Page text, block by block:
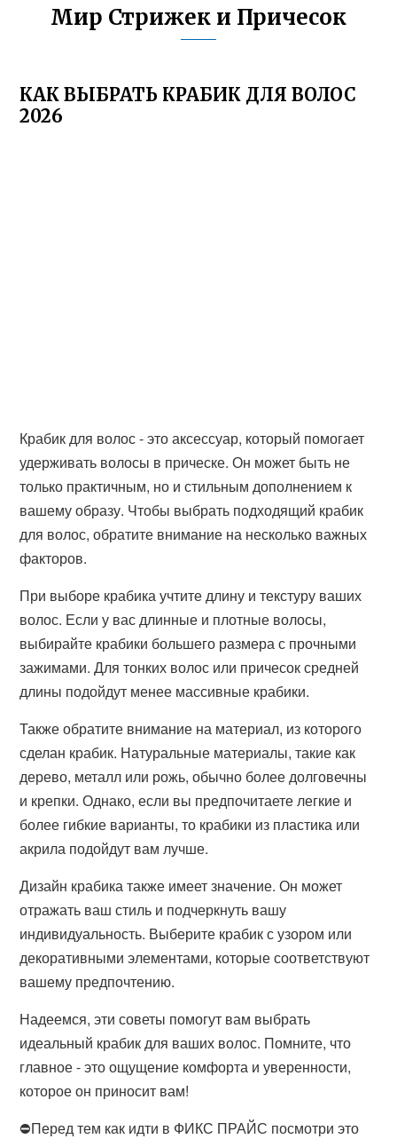
Мир Стрижек и Причесок
КАК ВЫБРАТЬ КРАБИК ДЛЯ ВОЛОС
2026
Крабик для волос - это аксессуар, который помогает
удерживать волосы в прическе. Он может быть не
только практичным, но и стильным дополнением к
вашему образу. Чтобы выбрать подходящий крабик
для волос, обратите внимание на несколько важных
факторов.
При выборе крабика учтите длину и текстуру ваших
волос. Если у вас длинные и плотные волосы,
выбирайте крабики большего размера с прочными
зажимами. Для тонких волос или причесок средней
длины подойдут менее массивные крабики.
Также обратите внимание на материал, из которого
сделан крабик. Натуральные материалы, такие как
дерево, металл или рожь, обычно более долговечны
и крепки. Однако, если вы предпочитаете легкие и
более гибкие варианты, то крабики из пластика или
акрила подойдут вам лучше.
Дизайн крабика также имеет значение. Он может
отражать ваш стиль и подчеркнуть вашу
индивидуальность. Выберите крабик с узором или
декоративными элементами, которые соответствуют
вашему предпочтению.
Надеемся, эти советы помогут вам выбрать
идеальный крабик для ваших волос. Помните, что
главное - это ощущение комфорта и уверенности,
которое он приносит вам!
⛔️Перед тем как идти в ФИКС ПРАЙС посмотри это